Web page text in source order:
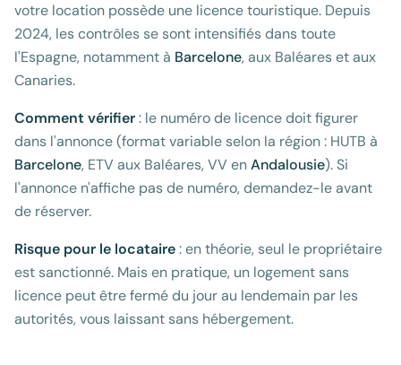
votre location possède une licence touristique. Depuis
2024, les contrôles se sont intensifiés dans toute
l'Espagne, notamment à Barcelone, aux Baléares et aux
Canaries.
Comment vérifier: le numéro de licence doit figurer
dans l'annonce (format variable selon la région : HUTB à
Barcelone, ETV aux Baléares, VV enAndalousie). Si
l'annonce n'affiche pas de numéro, demandez-le avant
de réserver.
Risque pour le locataire: en théorie, seul le propriétaire
est sanctionné. Mais en pratique, un logement sans
licence peut être fermé du jour au lendemain par les
autorités, vous laissant sans hébergement.